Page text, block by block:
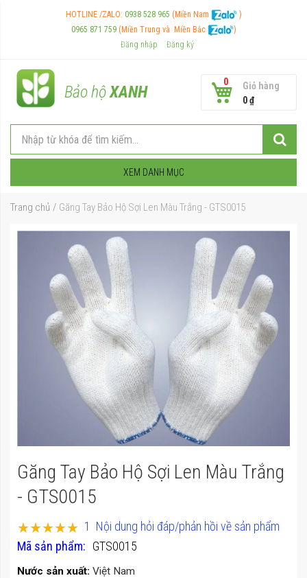
HOTLINE /ZALO: 0938 528 965 (Miền Nam
)
0965 871 759 (Miền Trung và Miền Bắc
)
Đăng nhập
Đăng ký
Bảo hộXANH
XEM DANH MỤC
Giỏ hàng
0
0 ₫
Trang chủ Găng Tay Bảo Hộ Sợi Len Màu Trắng - GTS0015
đến
phần
của
thư
viện
Găng Tay Bảo Hộ Sợi Len Màu Trắng
- GTS0015
Mã sản phẩm GTS0015
Xếp hạng:
100
% of100
1 Nội dung hỏi đáp/phản hồi về sản phẩm
Nước sản xuất: Việt Nam